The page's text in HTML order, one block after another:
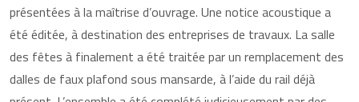
présentées à la maîtrise d’ouvrage. Une notice acoustique a
été éditée, à destination des entreprises de travaux. La salle
des fêtes à finalement a été traitée par un remplacement des
dalles de faux plafond sous mansarde, à l’aide du rail déjà